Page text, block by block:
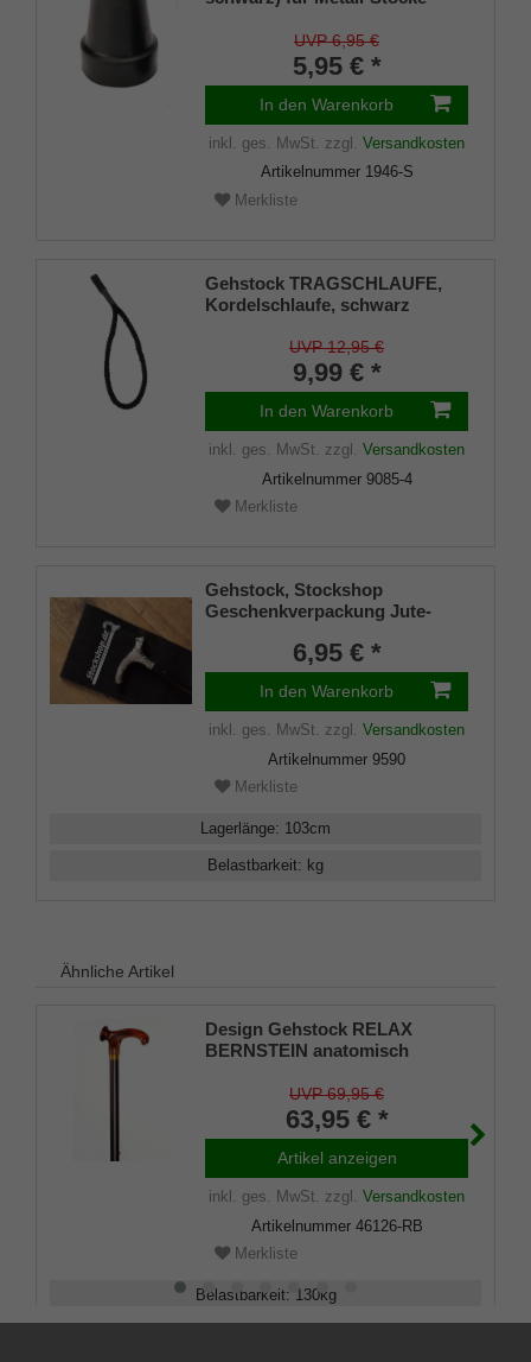
ca. 18mm) mit Metalleinlage
(VE 1 Stück)
UVP 6,95 €
5,95 € *
In den Warenkorb
inkl. ges. MwSt. zzgl. Versandkosten
Artikelnummer 1946-S
Merkliste
Gehstock TRAGSCHLAUFE,
Kordelschlaufe, schwarz
UVP 12,95 €
9,99 € *
In den Warenkorb
inkl. ges. MwSt. zzgl. Versandkosten
Artikelnummer 9085-4
Merkliste
Gehstock, Stockshop
Geschenkverpackung Jute-
Klettverschluss6,95 € *
In den Warenkorb
inkl. ges. MwSt. zzgl. Versandkosten
Artikelnummer 9590
Merkliste
Lagerlänge: 103cm
Belastbarkeit: kg
Ähnliche Artikel
Design Gehstock RELAX
BERNSTEIN anatomisch
Leichtmetall, bronze satin
finish, verstellbar 75-100 cm,
inkl. Gummipuffer
UVP 69,95 €
63,95 € *
Artikel anzeigen
inkl. ges. MwSt. zzgl. Versandkosten
Artikelnummer 46126-RB
Merkliste
Belastbarkeit: 130kg